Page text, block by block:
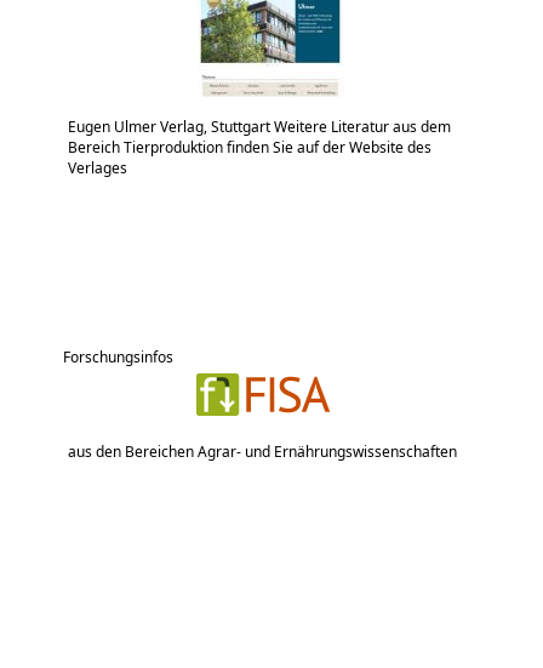
Eugen Ulmer Verlag, Stuttgart Weitere Literatur aus dem
Bereich Tierproduktion finden Sie auf der Website des
Verlages
Forschungsinfos
aus den Bereichen Agrar- und Ernährungswissenschaften